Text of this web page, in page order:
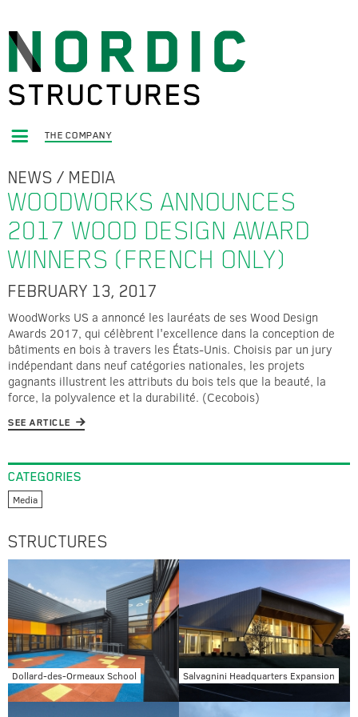
THE COMPANY
NEWS / MEDIA
WOODWORKS ANNOUNCES
2017 WOOD DESIGN AWARD
WINNERS (FRENCH ONLY)
FEBRUARY 13, 2017
WoodWorks US a annoncé les lauréats de ses Wood Design
Awards 2017, qui célèbrent l'excellence dans la conception de
bâtiments en bois à travers les États-Unis. Choisis par un jury
indépendant dans neuf catégories nationales, les projets
gagnants illustrent les attributs du bois tels que la beauté, la
force, la polyvalence et la durabilité. (Cecobois)
SEE ARTICLE
CATEGORIES
Media
STRUCTURES
Dollard-des-Ormeaux School Salvagnini Headquarters Expansion